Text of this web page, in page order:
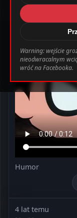
9 miesięcy temu
Humor
4 lat temu
Warning: wejście
nieodwracalnym
wróć na Facebooka.